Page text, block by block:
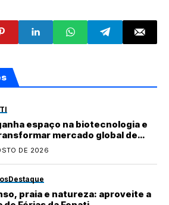
TI
espaço na biotecnologia e
mercado global de
DE 2026
Destaque
praia e natureza: aproveite a